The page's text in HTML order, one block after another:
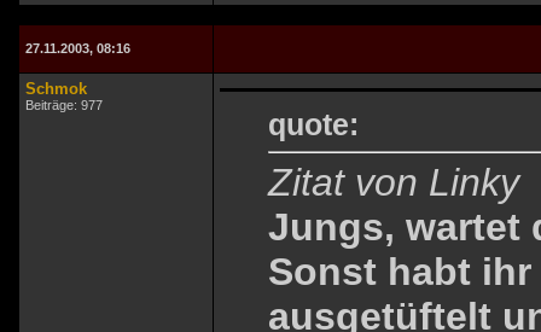
27.11.2003, 08:16
Schmok
Beiträge: 977
quote:
Zitat von Linky
Jungs, wartet
Sonst habt
ausgetüftelt